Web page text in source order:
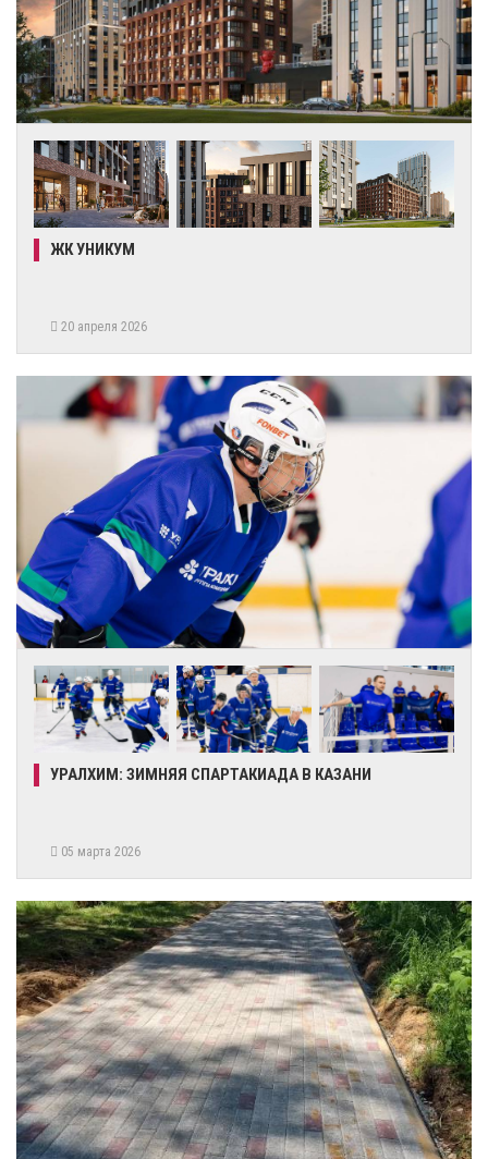
ЖК УНИКУМ
20 апреля 2026
УРАЛХИМ: ЗИМНЯЯ СПАРТАКИАДА В КАЗАНИ
05 марта 2026